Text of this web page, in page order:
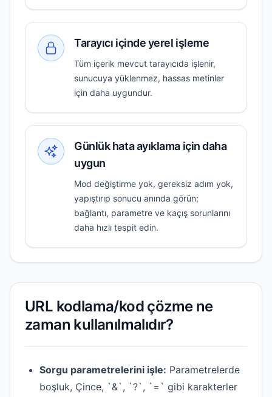
Tarayıcı içinde yerel işleme
Tüm içerik mevcut tarayıcıda işlenir,
sunucuya yüklenmez, hassas metinler
için daha uygundur.
Günlük hata ayıklama için daha
uygun
Mod değiştirme yok, gereksiz adım yok,
yapıştırıp sonucu anında görün;
bağlantı, parametre ve kaçış sorunlarını
daha hızlı tespit edin.
URL kodlama/kod çözme ne
zaman kullanılmalıdır?
Sorgu parametrelerini işle: Parametrelerde
boşluk, Çince, `&`, `?`, `=` gibi karakterler